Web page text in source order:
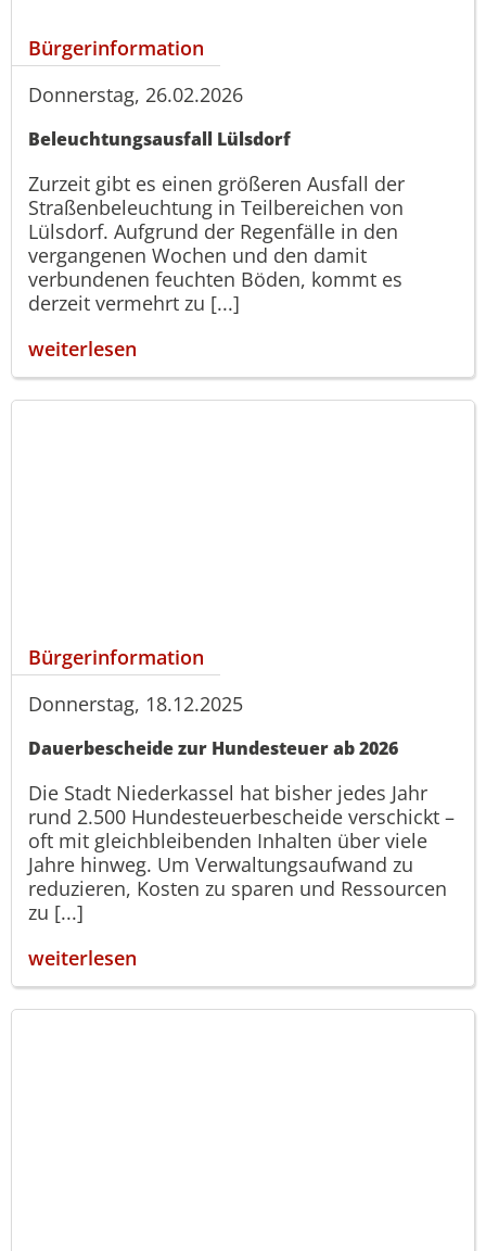
Bürgerinformation
Donnerstag, 26.02.2026
Beleuchtungsausfall Lülsdorf
Zurzeit gibt es einen größeren Ausfall der
Straßenbeleuchtung in Teilbereichen von
Lülsdorf. Aufgrund der Regenfälle in den
vergangenen Wochen und den damit
verbundenen feuchten Böden, kommt es
derzeit vermehrt zu [...]
weiterlesen
Bürgerinformation
Donnerstag, 18.12.2025
Dauerbescheide zur Hundesteuer ab 2026
Die Stadt Niederkassel hat bisher jedes Jahr
rund 2.500 Hundesteuerbescheide verschickt –
oft mit gleichbleibenden Inhalten über viele
Jahre hinweg. Um Verwaltungsaufwand zu
reduzieren, Kosten zu sparen und Ressourcen
zu [...]
weiterlesen